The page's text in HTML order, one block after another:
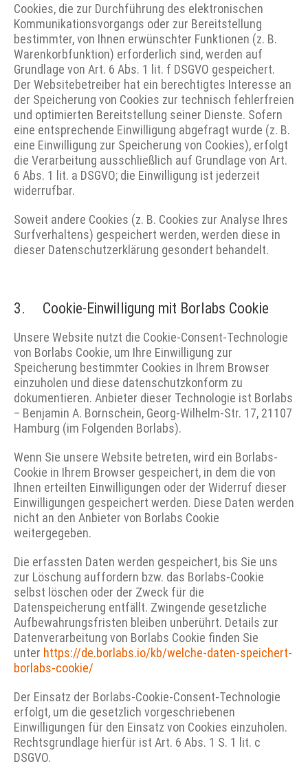
Cookies, die zur Durchführung des elektronischen
Kommunikationsvorgangs oder zur Bereitstellung
bestimmter, von Ihnen erwünschter Funktionen (z. B.
Warenkorbfunktion) erforderlich sind, werden auf
Grundlage von Art. 6 Abs. 1 lit. f DSGVO gespeichert.
Der Websitebetreiber hat ein berechtigtes Interesse an
der Speicherung von Cookies zur technisch fehlerfreien
und optimierten Bereitstellung seiner Dienste. Sofern
eine entsprechende Einwilligung abgefragt wurde (z. B.
eine Einwilligung zur Speicherung von Cookies), erfolgt
die Verarbeitung ausschließlich auf Grundlage von Art.
6 Abs. 1 lit. a DSGVO; die Einwilligung ist jederzeit
widerrufbar.
Soweit andere Cookies (z. B. Cookies zur Analyse Ihres
Surfverhaltens) gespeichert werden, werden diese in
dieser Datenschutzerklärung gesondert behandelt.
3. Cookie-Einwilligung mit Borlabs Cookie
Unsere Website nutzt die Cookie-Consent-Technologie
von Borlabs Cookie, um Ihre Einwilligung zur
Speicherung bestimmter Cookies in Ihrem Browser
einzuholen und diese datenschutzkonform zu
dokumentieren. Anbieter dieser Technologie ist Borlabs
– Benjamin A. Bornschein, Georg-Wilhelm-Str. 17, 21107
Hamburg (im Folgenden Borlabs).
Wenn Sie unsere Website betreten, wird ein Borlabs-
Cookie in Ihrem Browser gespeichert, in dem die von
Ihnen erteilten Einwilligungen oder der Widerruf dieser
Einwilligungen gespeichert werden. Diese Daten werden
nicht an den Anbieter von Borlabs Cookie
weitergegeben.
Die erfassten Daten werden gespeichert, bis Sie uns
zur Löschung auffordern bzw. das Borlabs-Cookie
selbst löschen oder der Zweck für die
Datenspeicherung entfällt. Zwingende gesetzliche
Aufbewahrungsfristen bleiben unberührt. Details zur
Datenverarbeitung von Borlabs Cookie finden Sie
unter https://de.borlabs.io/kb/welche-daten-speichert-
borlabs-cookie/
Der Einsatz der Borlabs-Cookie-Consent-Technologie
erfolgt, um die gesetzlich vorgeschriebenen
Einwilligungen für den Einsatz von Cookies einzuholen.
Rechtsgrundlage hierfür ist Art. 6 Abs. 1 S. 1 lit. c
DSGVO.